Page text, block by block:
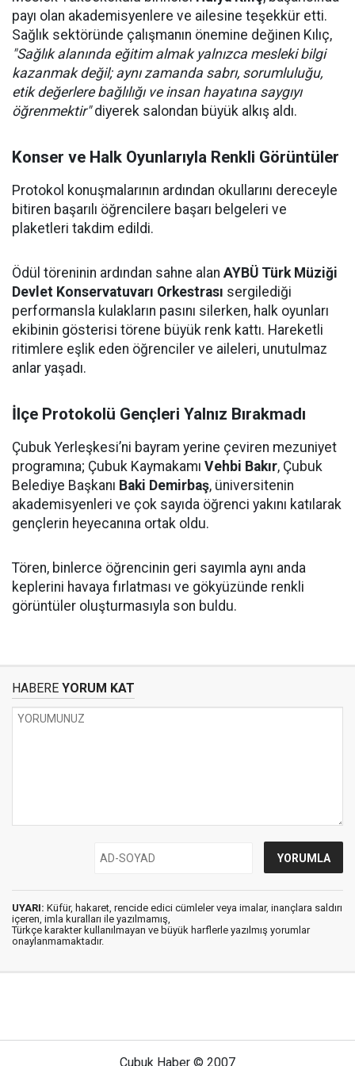
payı olan akademisyenlere ve ailesine teşekkür etti.
Sağlık sektöründe çalışmanın önemine değinen Kılıç,
"Sağlık alanında eğitim almak yalnızca mesleki bilgi
kazanmak değil; aynı zamanda sabrı, sorumluluğu,
etik değerlere bağlılığı ve insan hayatına saygıyı
öğrenmektir"diyerek salondan büyük alkış aldı.
Konser ve Halk Oyunlarıyla Renkli Görüntüler
Protokol konuşmalarının ardından okullarını dereceyle
bitiren başarılı öğrencilere başarı belgeleri ve
plaketleri takdim edildi.
Ödül töreninin ardından sahne alan AYBÜ Türk Müziği
Devlet Konservatuvarı Orkestrası sergilediği
performansla kulakların pasını silerken, halk oyunları
ekibinin gösterisi törene büyük renk kattı. Hareketli
ritimlere eşlik eden öğrenciler ve aileleri, unutulmaz
anlar yaşadı.
İlçe Protokolü Gençleri Yalnız Bırakmadı
Çubuk Yerleşkesi’ni bayram yerine çeviren mezuniyet
programına; Çubuk Kaymakamı Vehbi Bakır, Çubuk
Belediye Başkanı Baki Demirbaş, üniversitenin
akademisyenleri ve çok sayıda öğrenci yakını katılarak
gençlerin heyecanına ortak oldu.
Tören, binlerce öğrencinin geri sayımla aynı anda
keplerini havaya fırlatması ve gökyüzünde renkli
görüntüler oluşturmasıyla son buldu.
HABERE YORUM KAT
UYARI: Küfür, hakaret, rencide edici cümleler veya imalar, inançlara saldırı
içeren, imla kuralları ile yazılmamış,
Türkçe karakter kullanılmayan ve büyük harflerle yazılmış yorumlar
onaylanmamaktadır.
Çubuk Haber © 2007